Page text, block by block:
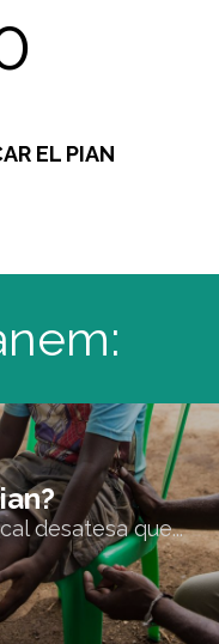
EL PIAN
desatesa que...
desatesa que...